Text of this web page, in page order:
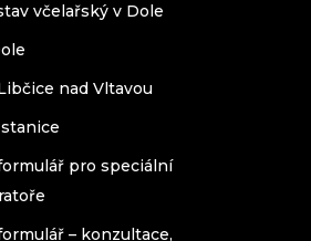
včelařský v Dole
nad Vltavou
pro speciální
– konzultace,